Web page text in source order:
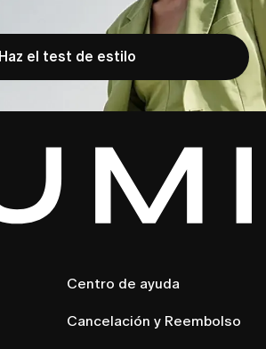
Haz el test de estilo
Centro de ayuda
Cancelación y Reembolso